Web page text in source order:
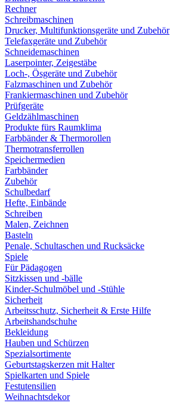
Rechner
Schreibmaschinen
Drucker, Multifunktionsgeräte und Zubehör
Telefaxgeräte und Zubehör
Schneidemaschinen
Laserpointer, Zeigestäbe
Loch-, Ösgeräte und Zubehör
Falzmaschinen und Zubehör
Frankiermaschinen und Zubehör
Prüfgeräte
Geldzählmaschinen
Produkte fürs Raumklima
Farbbänder & Thermorollen
Thermotransferrollen
Speichermedien
Farbbänder
Zubehör
Schulbedarf
Hefte, Einbände
Schreiben
Malen, Zeichnen
Basteln
Penale, Schultaschen und Rucksäcke
Spiele
Für Pädagogen
Sitzkissen und -bälle
Kinder-Schulmöbel und -Stühle
Sicherheit
Arbeitsschutz, Sicherheit & Erste Hilfe
Arbeitshandschuhe
Bekleidung
Hauben und Schürzen
Spezialsortimente
Geburtstagskerzen mit Halter
Spielkarten und Spiele
Festutensilien
Weihnachtsdekor